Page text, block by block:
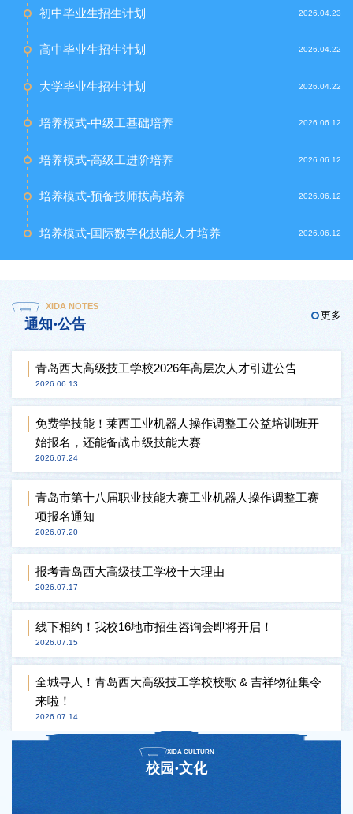
初中毕业生招生计划 2026.04.23
高中毕业生招生计划 2026.04.22
大学毕业生招生计划 2026.04.22
培养模式-中级工基础培养 2026.06.12
培养模式-高级工进阶培养 2026.06.12
培养模式-预备技师拔高培养 2026.06.12
培养模式-国际数字化技能人才培养 2026.06.12
XIDA NOTES
通知·公告
更多
青岛西大高级技工学校2026年高层次人才引进公告
2026.06.13
免费学技能！莱西工业机器人操作调整工公益培训班开
始报名，还能备战市级技能大赛
2026.07.24
青岛市第十八届职业技能大赛工业机器人操作调整工赛
项报名通知
2026.07.20
报考青岛西大高级技工学校十大理由
2026.07.17
线下相约！我校16地市招生咨询会即将开启！
2026.07.15
全城寻人！青岛西大高级技工学校校歌 & 吉祥物征集令
来啦！
2026.07.14
XIDA CULTURN
校园·文化